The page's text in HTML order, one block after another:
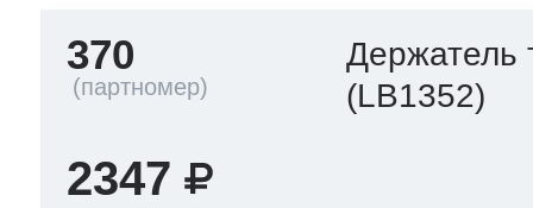
370
Держатель
(LB1352)
2347